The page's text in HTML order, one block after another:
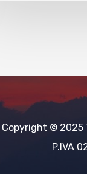
Copyright © 2025
P.IVA